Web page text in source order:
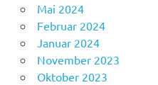
Mai 2024
Februar 2024
Januar 2024
November 2023
Oktober 2023